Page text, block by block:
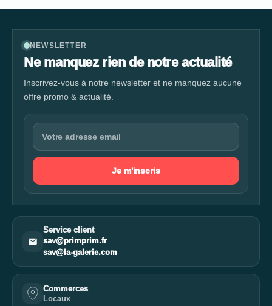
NEWSLETTER
Ne manquez rien de notre actualité
Inscrivez-vous à notre newsletter et ne manquez aucune
offre promo & actualité.
Je m'inscris
Service client
sav@primprim.fr
sav@la-galerie.com
Commerces
Locaux